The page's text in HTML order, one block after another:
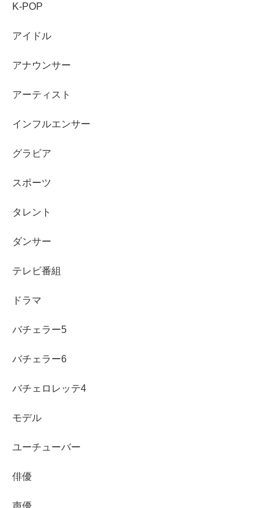
A：まずは映画を一本。演技の強みが分かりやすく、CM
です。
気になった熱
いです。
三菱アウトランダーPHEVのCM「うっとりスタッ
フ」篇の女優は中田青渚さん
K-POP
アイドル
アナウンサー
アーティスト
インフルエンサー
グラビア
スポーツ
タレント
ダンサー
テレビ番組
ドラマ
バチェラー5
バチェラー6
バチェロレッテ4
モデル
ユーチューバー
俳優
声優